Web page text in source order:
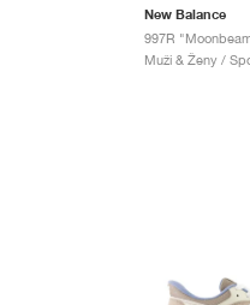
New Balance
997R
Muži & Ženy /